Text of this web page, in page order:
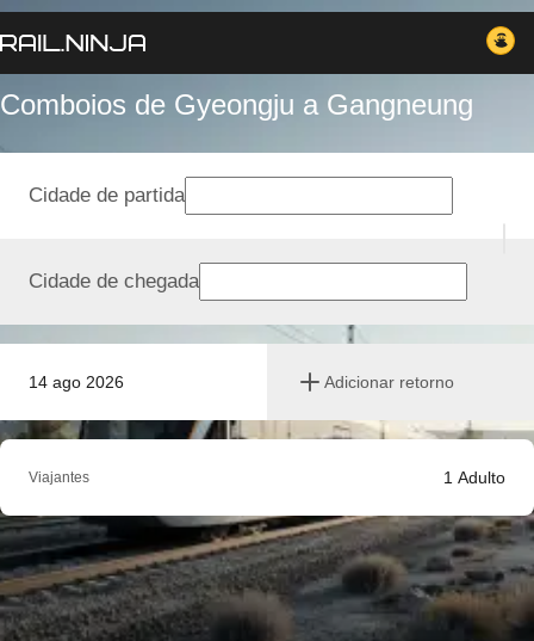
Comboios de Gyeongju a Gangneung
14 ago 2026 Adicionar retorno
Cidade de partida
Cidade de chegada
Viajantes 1 Adulto